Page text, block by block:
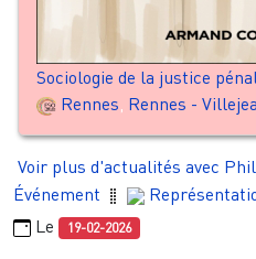
Sociologie de la justice
Rennes, Rennes -
Voir plus d'actualités avec
Événement
Le
19-02-2026